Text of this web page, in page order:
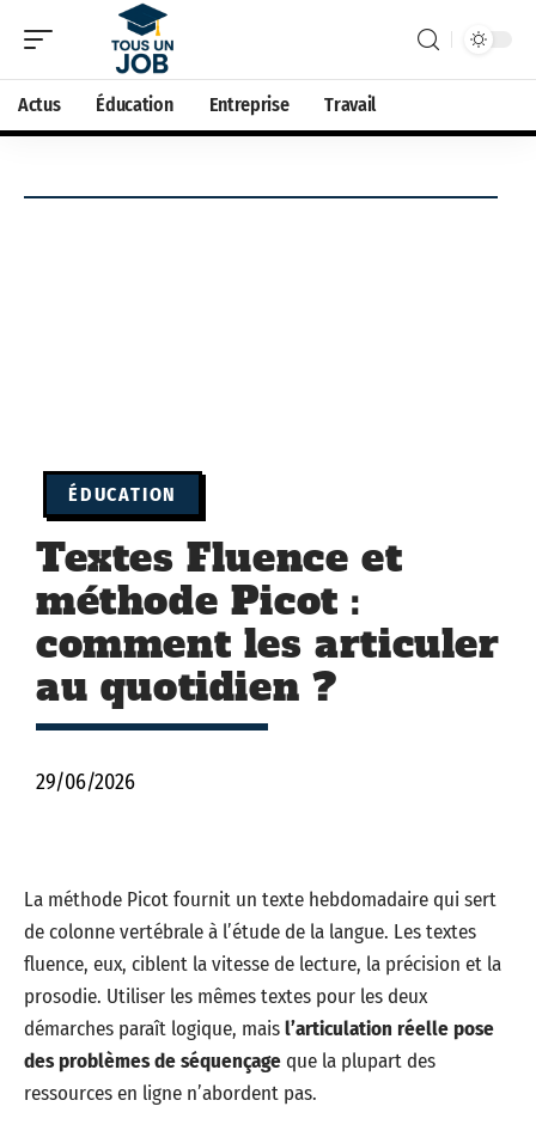
Actus Éducation Entreprise Travail
ÉDUCATION
Textes Fluence et
méthode Picot :
comment les articuler
au quotidien ?
29/06/2026
La méthode Picot fournit un texte hebdomadaire qui sert
de colonne vertébrale à l’étude de la langue. Les textes
fluence, eux, ciblent la vitesse de lecture, la précision et la
prosodie. Utiliser les mêmes textes pour les deux
démarches paraît logique, maisl’articulation réelle pose
des problèmes de séquençageque la plupart des
ressources en ligne n’abordent pas.